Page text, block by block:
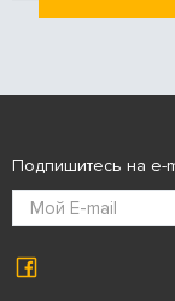
Подпишитесь на e-